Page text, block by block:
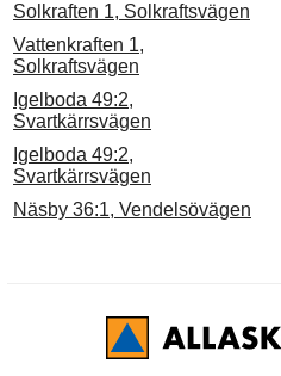
Solkraften 1, Solkraftsvägen
Vattenkraften 1,
Solkraftsvägen
Igelboda 49:2,
Svartkärrsvägen
Igelboda 49:2,
Svartkärrsvägen
Näsby 36:1, Vendelsövägen